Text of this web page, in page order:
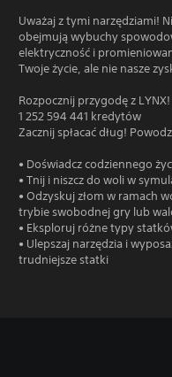
Uważaj z tymi narzędziami!
obejmują wybuchy
elektryczność i
Twoje życie, ale nie nasze
Rozpocznij przygodę z
1 252 594 441 kredytów
Zacznij spłacać dług!
• Doświadcz codziennego
• Tnij i niszcz do woli w
• Odzyskuj złom w ramach
trybie swobodnej gry lub
• Eksploruj różne typy
• Ulepszaj narzędzia i
trudniejsze statki